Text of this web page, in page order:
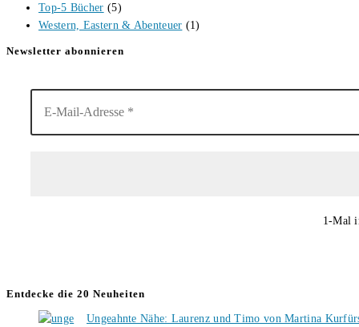
Top-5 Bücher (5)
Western, Eastern & Abenteuer (1)
Newsletter abonnieren
1-Mal
Entdecke die 20 Neuheiten
Ungeahnte Nähe: Laurenz und Timo von Martina